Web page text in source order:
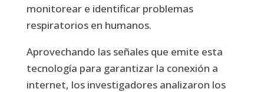
monitorear e identificar problemas
respiratorios en humanos.
Aprovechando las señales que emite esta
tecnología para garantizar la conexión a
internet, los investigadores analizaron los